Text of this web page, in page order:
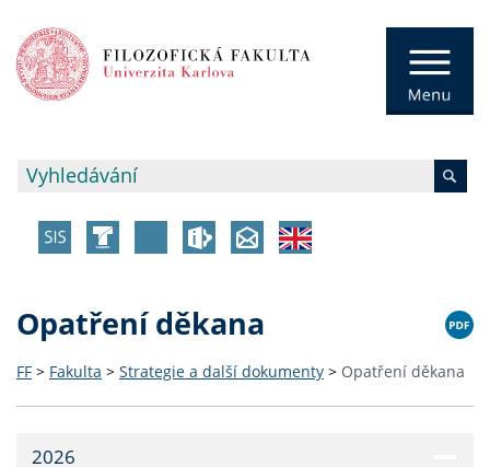
Opatření děkana
FF > Fakulta > Strategie a další dokumenty > Opatření děkana
2026